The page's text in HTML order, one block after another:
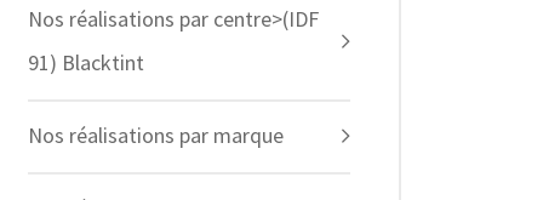
Nos réalisations par centre>(IDF
91) Blacktint
Nos réalisations par marque